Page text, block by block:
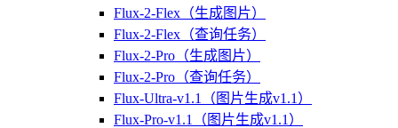
Flux-2-Flex（生成图片）
Flux-2-Flex（查询任务）
Flux-2-Pro（生成图片）
Flux-2-Pro（查询任务）
Flux-Ultra-v1.1（图片生成v1.1）
Flux-Pro-v1.1（图片生成v1.1）